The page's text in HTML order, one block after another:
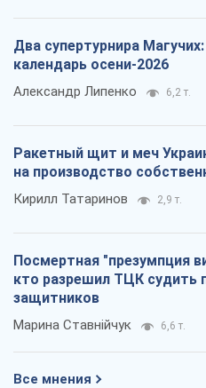
Два супертурнира Магучих:
календарь осени-2026
Александр Липенко 6,2 т.
Ракетный щит и меч
на производство
Кирилл Татаринов 2,9 т.
Посмертная "презумпция
кто разрешил ТЦК судить
защитников
Марина Ставнійчук 6,6 т.
Все мнения